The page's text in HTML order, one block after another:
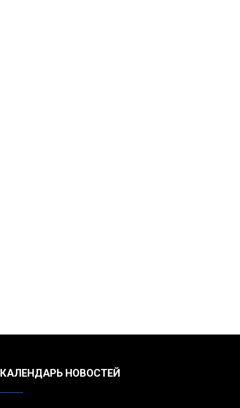
КАЛЕНДАРЬ НОВОСТЕЙ